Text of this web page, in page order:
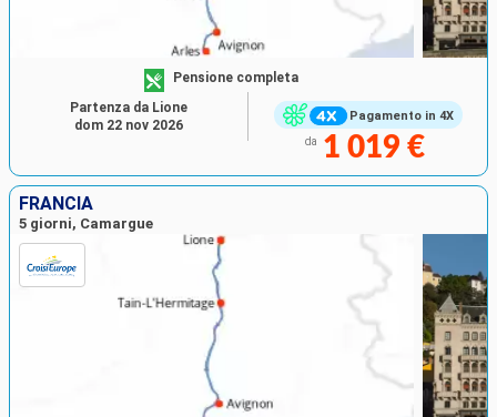
Pagamento in 4X
Pensione completa
da 1 019 €
Partenza da Lione
dom 22 nov 2026
FRANCIA
5 giorni, Camargue